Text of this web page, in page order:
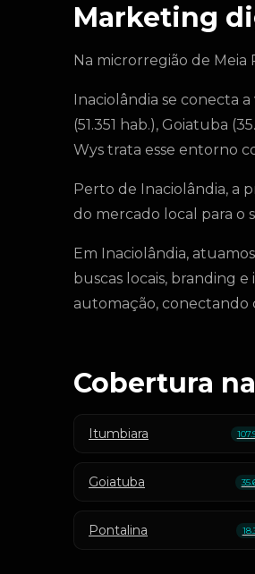
Marketing
Na microrregião de Meia
Inaciolândia se conecta
(51.351 hab.), Goiatuba
Wys trata esse entorno
Perto de Inaciolândia, a
do mercado local para o
Em Inaciolândia,
buscas locais, branding
automação, conectando
Cobertura
Itumbiara
Goiatuba
Pontalina